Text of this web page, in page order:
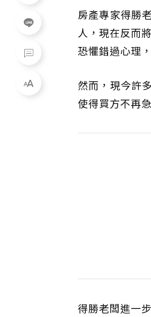
房產專家得勝
人，現在反而
恐懼錯過心理
然而，現今許
使得買方不再
得勝老闆進一